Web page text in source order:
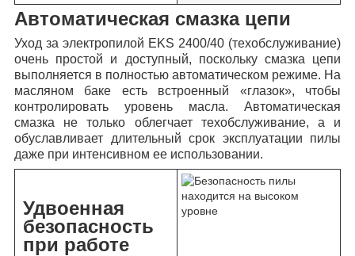
Автоматическая смазка цепи
Уход за электропилой EKS 2400/40 (техобслуживание)
очень простой и доступный, поскольку смазка цепи
выполняется в полностью автоматическом режиме. На
масляном баке есть встроенный «глазок», чтобы
контролировать уровень масла. Автоматическая
смазка не только облегчает техобслуживание, а и
обуславливает длительный срок эксплуатации пилы
даже при интенсивном ее использовании.
Удвоенная
безопасность
при работе